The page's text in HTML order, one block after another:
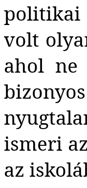
politikai
volt
ahol ne
ismeri
az